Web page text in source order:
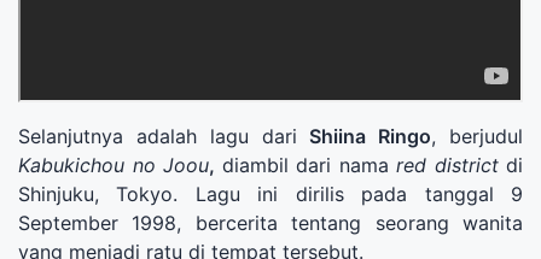
Selanjutnya adalah lagu dari Shiina Ringo, berjudul
Kabukichou no Joou, diambil dari nama red districtdi
Shinjuku, Tokyo. Lagu ini dirilis pada tanggal 9
September 1998, bercerita tentang seorang wanita
yang menjadi ratu di tempat tersebut.